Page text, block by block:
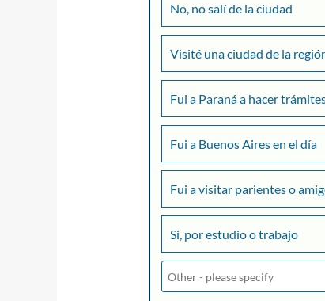
No, no salí de la ciudad
Visité una ciudad de la
Fui a Paraná a hacer
Fui a Buenos Aires en el día
Fui a visitar parientes o
Si, por estudio o trabajo